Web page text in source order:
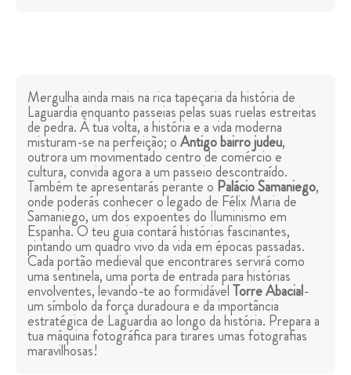
Mergulha ainda mais na rica tapeçaria da história de
Laguardia enquanto passeias pelas suas ruelas estreitas
de pedra. À tua volta, a história e a vida moderna
misturam-se na perfeição; oAntigo bairro judeu,
outrora um movimentado centro de comércio e
cultura, convida agora a um passeio descontraído.
Também te apresentarás perante o Palácio Samaniego,
onde poderás conhecer o legado de Félix Maria de
Samaniego, um dos expoentes do Iluminismo em
Espanha. O teu guia contará histórias fascinantes,
pintando um quadro vivo da vida em épocas passadas.
Cada portão medieval que encontrares servirá como
uma sentinela, uma porta de entrada para histórias
envolventes, levando-te ao formidávelTorre Abacial-
um símbolo da força duradoura e da importância
estratégica de Laguardia ao longo da história. Prepara a
tua máquina fotográfica para tirares umas fotografias
maravilhosas!